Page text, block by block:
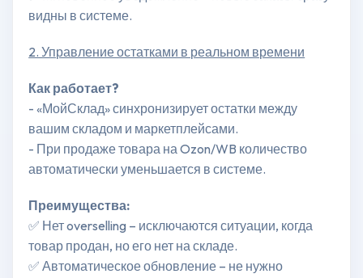
видны в системе.
2. Управление остатками в реальном времени
Как работает?
- «МойСклад» синхронизирует остатки между
вашим складом и маркетплейсами.
- При продаже товара на Ozon/WB количество
автоматически уменьшается в системе.
Преимущества:
✅ Нет overselling – исключаются ситуации, когда
товар продан, но его нет на складе.
✅ Автоматическое обновление – не нужно